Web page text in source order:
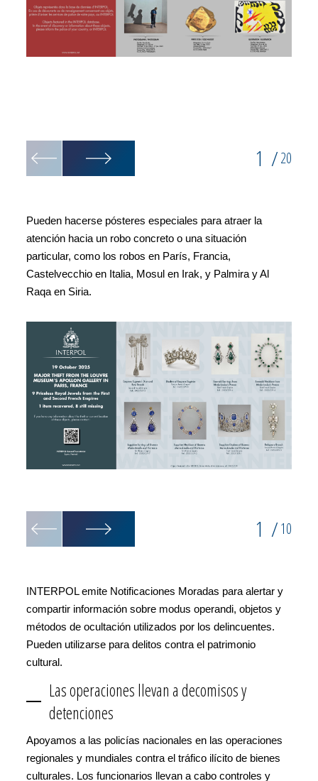
1 /20
Pueden hacerse pósteres especiales para atraer la
atención hacia un robo concreto o una situación
particular, como los robos en París, Francia,
Castelvecchio en Italia, Mosul en Irak, y Palmira y Al
Raqa en Siria.
1 /10
INTERPOL emite Notificaciones Moradas para alertar y
compartir información sobre modus operandi, objetos y
métodos de ocultación utilizados por los delincuentes.
Pueden utilizarse para delitos contra el patrimonio
cultural.
Las operaciones llevan a decomisos y
detenciones
Apoyamos a las policías nacionales en las operaciones
regionales y mundiales contra el tráfico ilícito de bienes
culturales. Los funcionarios llevan a cabo controles y